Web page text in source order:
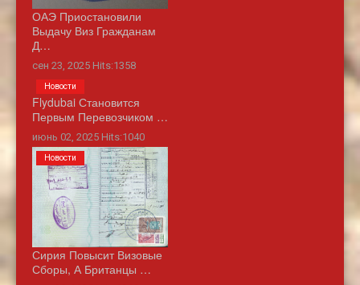
ОАЭ Приостановили
Выдачу Виз Гражданам
Д…
сен 23, 2025 Hits:1358
Flydubai Становится
Первым Перевозчиком …
июнь 02, 2025 Hits:1040
Новости
Сирия Повысит Визовые
Сборы, А Британцы …
Новости